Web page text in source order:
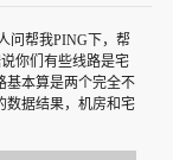
问帮我PING下，帮
你们有些线路是宅
基本算是两个完全不
数据结果，机房和宅